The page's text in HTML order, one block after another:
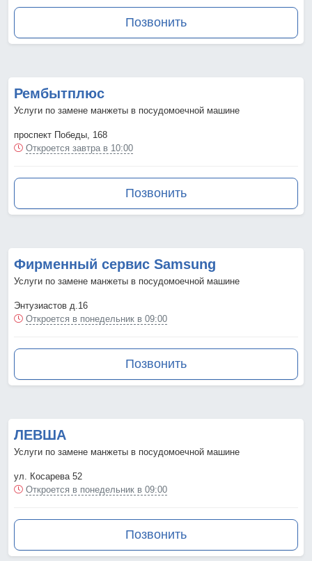
Позвонить
Рембытплюс
Услуги по замене манжеты в посудомоечной машине
проспект Победы, 168
Откроется завтра в 10:00
Позвонить
Фирменный сервис Samsung
Услуги по замене манжеты в посудомоечной машине
Энтузиастов д.16
Откроется в понедельник в 09:00
Позвонить
ЛЕВША
Услуги по замене манжеты в посудомоечной машине
ул. Косарева 52
Откроется в понедельник в 09:00
Позвонить